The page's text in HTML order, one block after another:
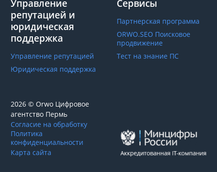
Управление
репутацией и
юридическая
поддержка
Управление репутацией
Юридическая поддержка
Сервисы
Партнерская программа
ORWO.SEO Поисковое
продвижение
Тест на знание ПС
2026 © Orwo Цифровое
агентство Пермь
Согласие на обработку
Политика
конфиденциальности
Карта сайта